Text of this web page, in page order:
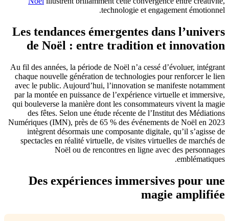
technologie et engagement émotionnel.
Les tendances émergentes dans l’univers
de Noël : entre tradition et innovation
Au fil des années, la période de Noël n’a cessé d’évoluer, intégrant
chaque nouvelle génération de technologies pour renforcer le lien
avec le public. Aujourd’hui, l’innovation se manifeste notamment
par la montée en puissance de l’expérience virtuelle et immersive,
qui bouleverse la manière dont les consommateurs vivent la magie
des fêtes. Selon une étude récente de l’Institut des Médiations
Numériques (IMN), près de 65 % des événements de Noël en 2023
intègrent désormais une composante digitale, qu’il s’agisse de
spectacles en réalité virtuelle, de visites virtuelles de marchés de
Noël ou de rencontres en ligne avec des personnages
emblématiques.
Des expériences immersives pour une
magie amplifiée